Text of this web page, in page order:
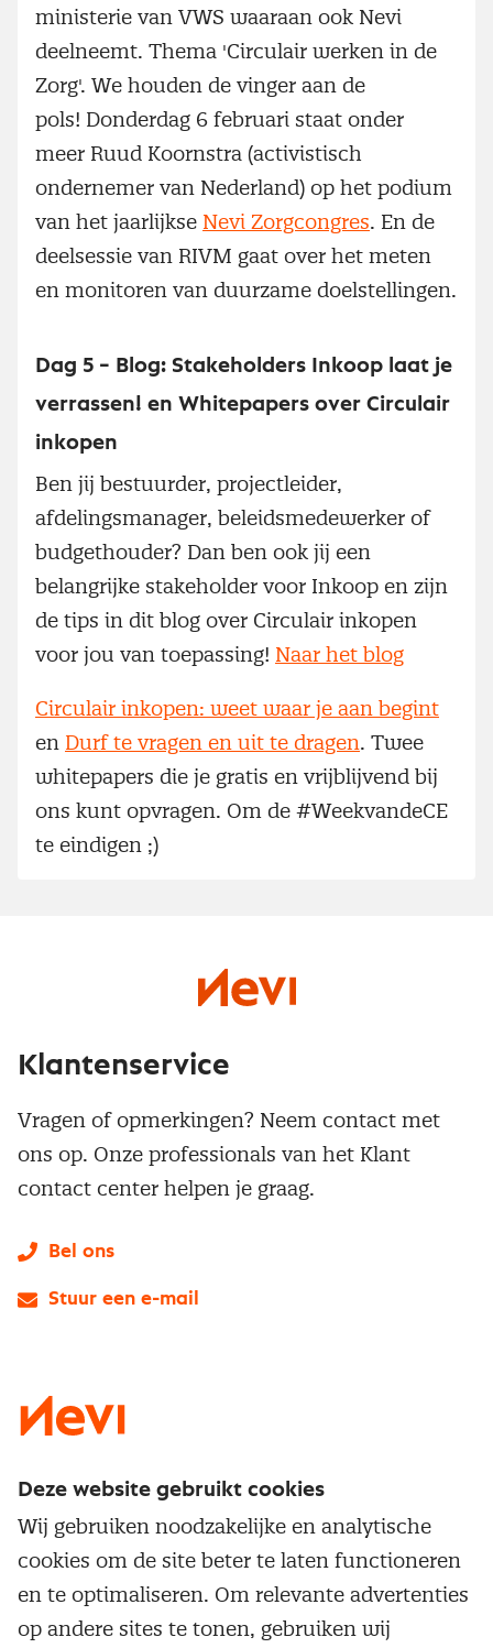
ministerie van VWS waaraan ook Nevi
deelneemt. Thema 'Circulair werken in de
Zorg'. We houden de vinger aan de
pols! Donderdag 6 februari staat onder
meer Ruud Koornstra (activistisch
ondernemer van Nederland) op het podium
van het jaarlijkse Nevi Zorgcongres. En de
deelsessie van RIVM gaat over het meten
en monitoren van duurzame doelstellingen.
Dag 5 – Blog: Stakeholders Inkoop laat je
verrassen! en Whitepapers over Circulair
inkopen
Ben jij bestuurder, projectleider,
afdelingsmanager, beleidsmedewerker of
budgethouder? Dan ben ook jij een
belangrijke stakeholder voor Inkoop en zijn
de tips in dit blog over Circulair inkopen
voor jou van toepassing! Naar het blog
Circulair inkopen: weet waar je aan begint
en Durf te vragen en uit te dragen. Twee
whitepapers die je gratis en vrijblijvend bij
ons kunt opvragen. Om de #WeekvandeCE
te eindigen ;)
Service & contact
Over inkoop
Netwerk en communities
Populaire thema's
Aanbesteden
Opleidingen en trainingen
Klantenservice
Vragen of opmerkingen? Neem contact met
ons op. Onze professionals van het Klant
contact center helpen je graag.
Bel ons
Stuur een e-mail
Deze website gebruikt cookies
Wij gebruiken noodzakelijke en analytische
cookies om de site beter te laten functioneren
en te optimaliseren. Om relevante advertenties
op andere sites te tonen, gebruiken wij